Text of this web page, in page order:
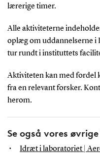
lærerige timer.
Alle aktiviteterne
oplæg om uddannelserne i
tur rundt i instituttets
Aktiviteten kan med fordel
fra en relevant forsker.
herom.
Se også vores
Idræt i laboratoriet |